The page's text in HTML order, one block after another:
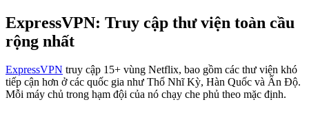
ExpressVPN: Truy cập thư viện toàn cầu
rộng nhất
ExpressVPN truy cập 15+ vùng Netflix, bao gồm các thư viện khó
tiếp cận hơn ở các quốc gia như Thổ Nhĩ Kỳ, Hàn Quốc và Ấn Độ.
Mỗi máy chủ trong hạm đội của nó chạy che phủ theo mặc định.